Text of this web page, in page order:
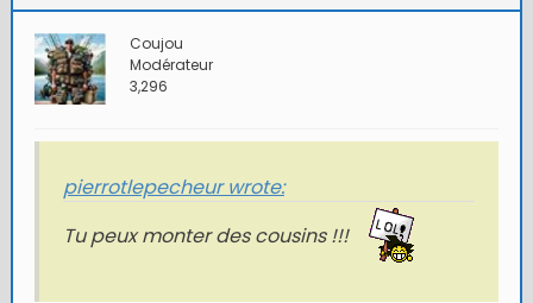
Coujou
Modérateur
3,296
pierrotlepecheur wrote:
Tu peux monter des cousins !!!